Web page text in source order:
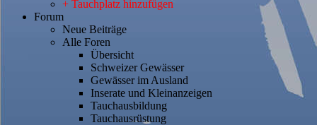
+ Tauchplatz hinzufügen
Forum
Neue Beiträge
Alle Foren
Übersicht
Schweizer Gewässer
Gewässer im Ausland
Inserate und Kleinanzeigen
Tauchausbildung
Tauchausrüstung